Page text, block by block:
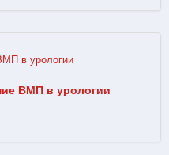
ВМП в урологии